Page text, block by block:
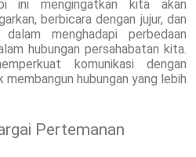
ini mengingatkan kita akan
berbicara dengan jujur, dan
menghadapi perbedaan
hubungan persahabatan kita.
komunikasi dengan
hubungan yang lebih
Pertemanan